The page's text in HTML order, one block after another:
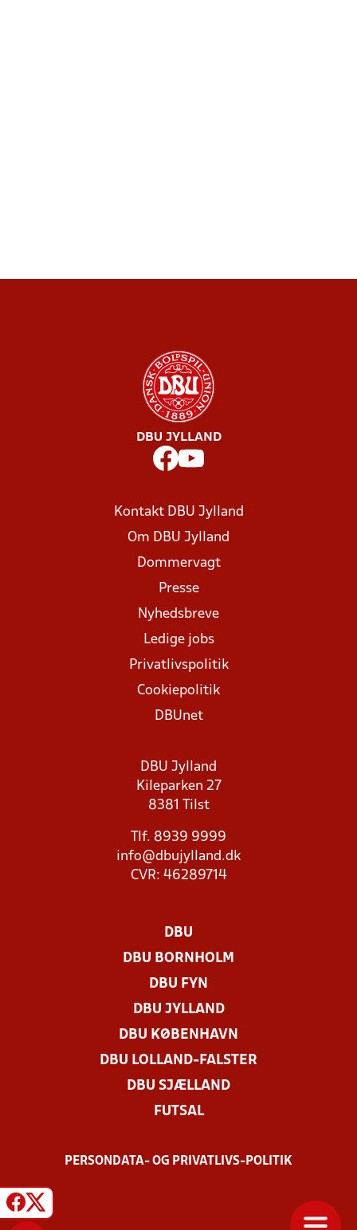
DBU JYLLAND
Kontakt DBU Jylland
Om DBU Jylland
Dommervagt
Presse
Nyhedsbreve
Ledige jobs
Privatlivspolitik
Cookiepolitik
DBUnet
DBU Jylland
Kileparken 27
8381 Tilst
Tlf. 8939 9999
info@dbujylland.dk
CVR: 46289714
DBU
DBU BORNHOLM
DBU FYN
DBU JYLLAND
DBU KØBENHAVN
DBU LOLLAND-FALSTER
DBU SJÆLLAND
FUTSAL
PERSONDATA- OG PRIVATLIVS-POLITIK